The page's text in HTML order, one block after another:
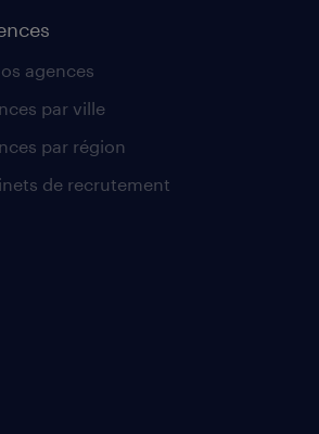
agences
par ville
par région
de recrutement